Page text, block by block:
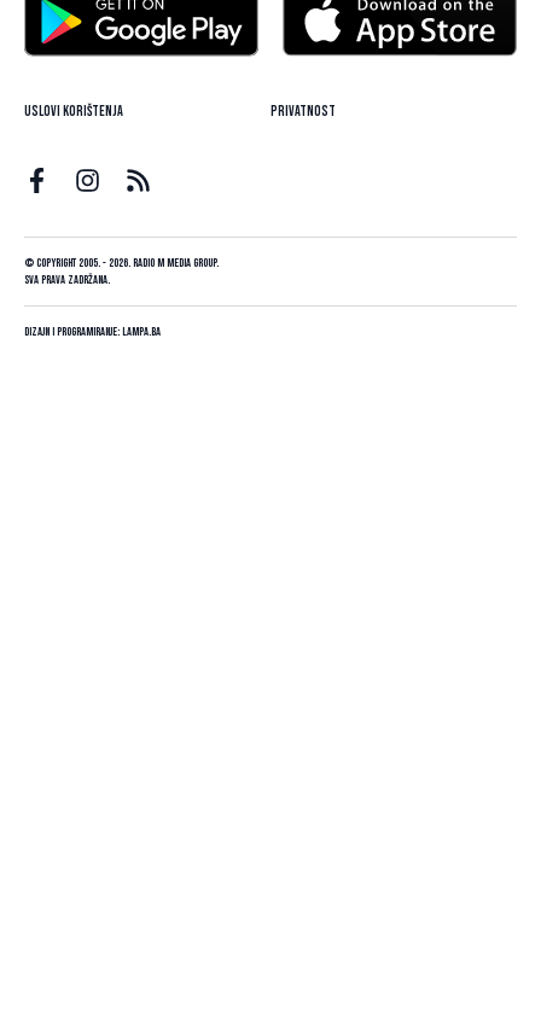
Uslovi korištenja Privatnost
© Copyright 2005. - 2026. Radio M Media Group.
Sva prava zadržana.
Dizajn i programiranje:Lampa.ba